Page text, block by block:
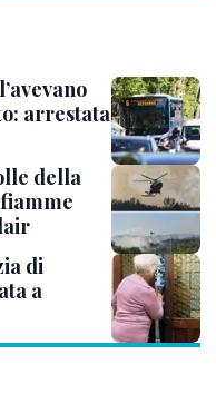
arrestata
della
di
a